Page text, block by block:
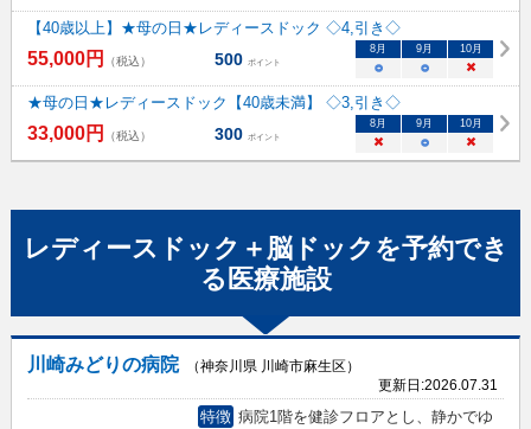
【40歳以上】★母の日★レディースドック ◇4,引き◇
55,000円 （税込） 500 ポイント
8 月 9 月 10月
○ ○ ×
★母の日★レディースドック【40歳未満】 ◇3,引き◇
33,000円 （税込） 300 ポイント
8 月 9 月 10月
× ○ ×
レディースドック＋脳ドック を予約でき
る 医療施設
川崎みどりの病院
（神奈川県 川崎市麻生区）
更新日:2026.07.31
特徴 病院1階を健診フロアとし、静かでゆ